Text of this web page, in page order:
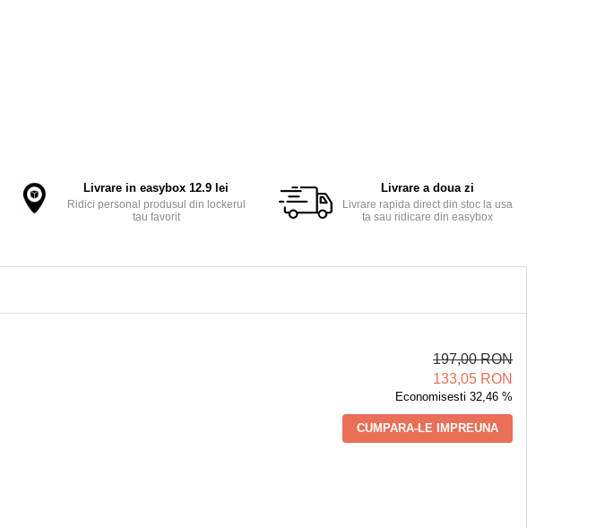
Livrare in easybox 12.9 lei
Ridici personal produsul din lockerul
tau favorit
Livrare a doua zi
Livrare rapida direct din stoc la usa
ta sau ridicare din easybox
197,00 RON
133,05 RON
Economisesti 32,46 %
CUMPARA-LE IMPREUNA